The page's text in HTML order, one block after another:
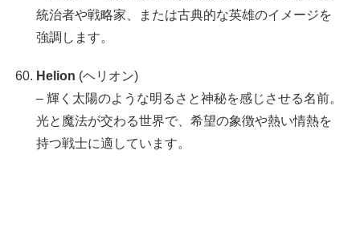
統治者や戦略家、または古典的な英雄のイメージを
強調します。
Helion (ヘリオン)
– 輝く太陽のような明るさと神秘を感じさせる名前。
光と魔法が交わる世界で、希望の象徴や熱い情熱を
持つ戦士に適しています。